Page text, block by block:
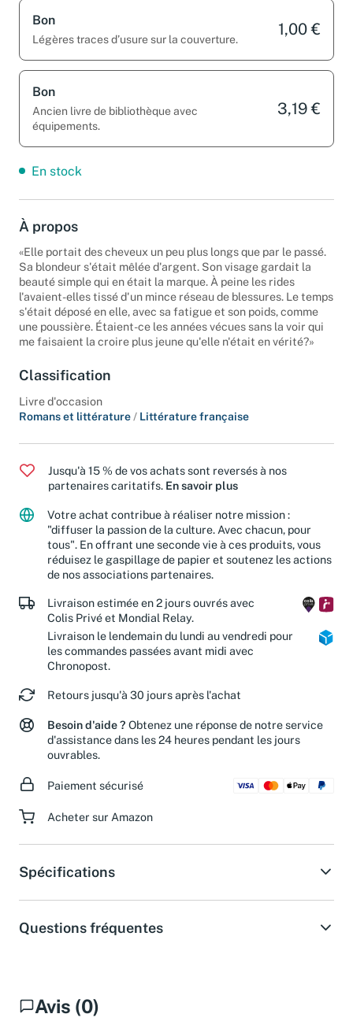
Bon
Légères traces d’usure sur la couverture.
1,00 €
Bon
Ancien livre de bibliothèque avec
équipements.
3,19 €
En stock
À propos
«Elle portait des cheveux un peu plus longs que par le passé.
Sa blondeur s'était mêlée d'argent. Son visage gardait la
beauté simple qui en était la marque. À peine les rides
l'avaient-elles tissé d'un mince réseau de blessures. Le temps
s'était déposé en elle, avec sa fatigue et son poids, comme
une poussière. Étaient-ce les années vécues sans la voir qui
me faisaient la croire plus jeune qu'elle n'était en vérité?»
Classification
Livre d'occasion
Romans et littérature / Littérature française
Jusqu'à 15 % de vos achats sont reversés à nos
partenaires caritatifs. En savoir plus
Votre achat contribue à réaliser notre mission :
"diffuser la passion de la culture. Avec chacun, pour
tous". En offrant une seconde vie à ces produits, vous
réduisez le gaspillage de papier et soutenez les actions
de nos associations partenaires.
Livraison estimée en 2 jours ouvrés avec
Colis Privé et Mondial Relay.
Livraison le lendemain du lundi au vendredi pour
les commandes passées avant midi avec
Chronopost.
Retours jusqu'à 30 jours après l'achat
Besoin d'aide ? Obtenez une réponse de notre service
d'assistance dans les 24 heures pendant les jours
ouvrables.
Paiement sécurisé
Acheter sur Amazon
Spécifications
Questions fréquentes
Avis (0)